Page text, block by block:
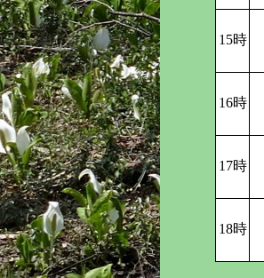
15時
16時
17時
18時